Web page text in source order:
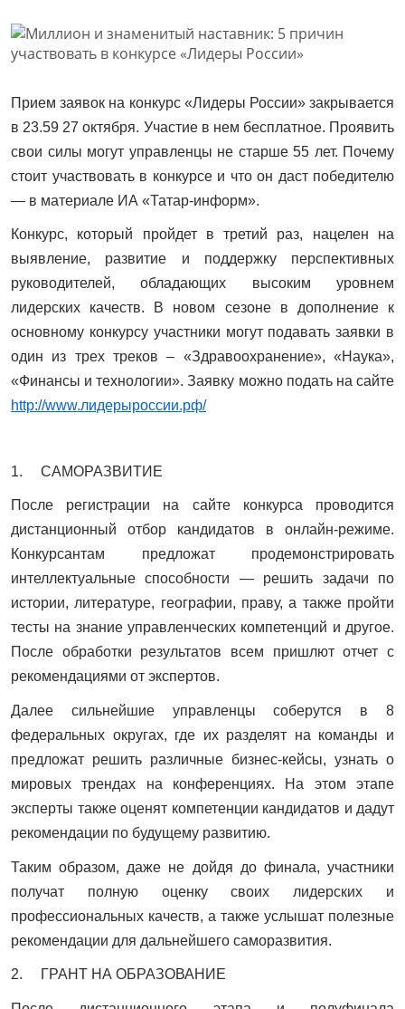
Прием заявок на конкурс «Лидеры России» закрывается
в 23.59 27 октября. Участие в нем бесплатное. Проявить
свои силы могут управленцы не старше 55 лет. Почему
стоит участвовать в конкурсе и что он даст победителю
— в материале ИА «Татар-информ».
Конкурс, который пройдет в третий раз, нацелен на
выявление, развитие и поддержку перспективных
руководителей, обладающих высоким уровнем
лидерских качеств. В новом сезоне в дополнение к
основному конкурсу участники могут подавать заявки в
один из трех треков – «Здравоохранение», «Наука»,
«Финансы и технологии». Заявку можно подать на сайте
http://www.лидерыроссии.рф/
1. САМОРАЗВИТИЕ
После регистрации на сайте конкурса проводится
дистанционный отбор кандидатов в онлайн-режиме.
Конкурсантам предложат продемонстрировать
интеллектуальные способности — решить задачи по
истории, литературе, географии, праву, а также пройти
тесты на знание управленческих компетенций и другое.
После обработки результатов всем пришлют отчет с
рекомендациями от экспертов.
Далее сильнейшие управленцы соберутся в 8
федеральных округах, где их разделят на команды и
предложат решить различные бизнес-кейсы, узнать о
мировых трендах на конференциях. На этом этапе
эксперты также оценят компетенции кандидатов и дадут
рекомендации по будущему развитию.
Таким образом, даже не дойдя до финала, участники
получат полную оценку своих лидерских и
профессиональных качеств, а также услышат полезные
рекомендации для дальнейшего саморазвития.
2. ГРАНТ НА ОБРАЗОВАНИЕ